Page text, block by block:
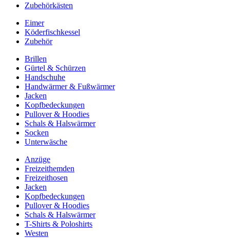
Zubehörkästen
Eimer
Köderfischkessel
Zubehör
Brillen
Gürtel & Schürzen
Handschuhe
Handwärmer & Fußwärmer
Jacken
Kopfbedeckungen
Pullover & Hoodies
Schals & Halswärmer
Socken
Unterwäsche
Anzüge
Freizeithemden
Freizeithosen
Jacken
Kopfbedeckungen
Pullover & Hoodies
Schals & Halswärmer
T-Shirts & Poloshirts
Westen